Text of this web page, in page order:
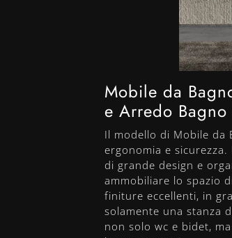
Mobile da
e Arredo
Il modello di Mobile da
ergonomia e
di grande design e
ammobiliare lo spazio
finiture eccellenti, in
solamente una stanza
non solo wc e bidet,